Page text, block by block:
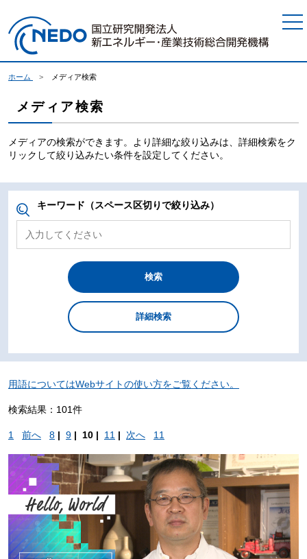
ホーム メディア検索
メディア検索
メディアの検索ができます。より詳細な絞り込みは、詳細検索をク
リックして絞り込みたい条件を設定してください。
キーワード（スペース区切りで絞り込み）
用語についてはWebサイトの使い方をご覧ください。
検索結果：101件
1 前へ 8 | 9 | 10 | 11 | 次へ 11